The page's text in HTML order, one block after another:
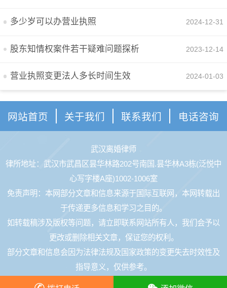
多少岁可以办营业执照 2024-12-31
股东知情权案件若干疑难问题探析 2023-12-14
营业执照变更法人多长时间生效 2024-01-03
网站首页 关于我们 联系我们 电话咨询
武汉离婚律师
律所地址：武汉市武昌区昙华林路202号南国.昙华林A3栋(泛悦中
心写字楼A座)1002-1006室
免责声明：本网部分文章和信息来源于国际互联网，本网转载出
于传递更多信息和学习之目的。
如转载稿涉及版权等问题，请立即联系网站所有人，我们会予以
更改或删除相关文章，保证您的权利。
部分文章和信息会因为法律法规及国家政策的变更失去时效性及
指导意义，仅供参考。